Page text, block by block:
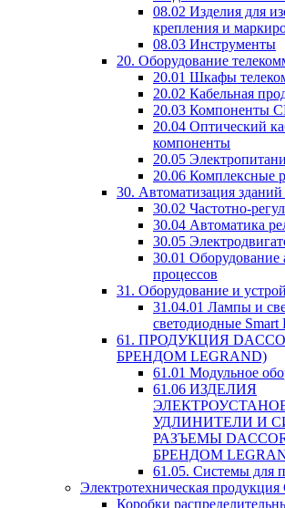
08.02 Изделия для
крепления и
08.03 Инструменты
20. Оборудование
20.01 Шкафы
20.02 Кабельная
20.03 Компоненты
20.04 Оптический
компоненты
20.05
20.06 Комплексные
30. Автоматизация
30.02 Частотно-
30.04 Автоматика
30.05
30.01 Оборудование
процессов
31. Оборудование и
31.04.01 Лампы и
светодиодные Smart
61. ПРОДУКЦИЯ
БРЕНДОМ LEGRAND)
61.01 Модульное
61.06 ИЗДЕЛИЯ
УДЛИНИТЕЛИ И
РАЗЪЕМЫ
БРЕНДОМ
61.05. Системы для
Электротехническая
Коробки